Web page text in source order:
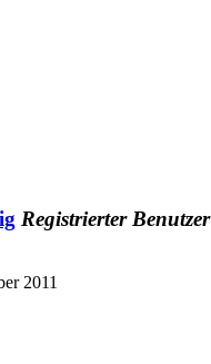
Registrierter Benutzer
2011